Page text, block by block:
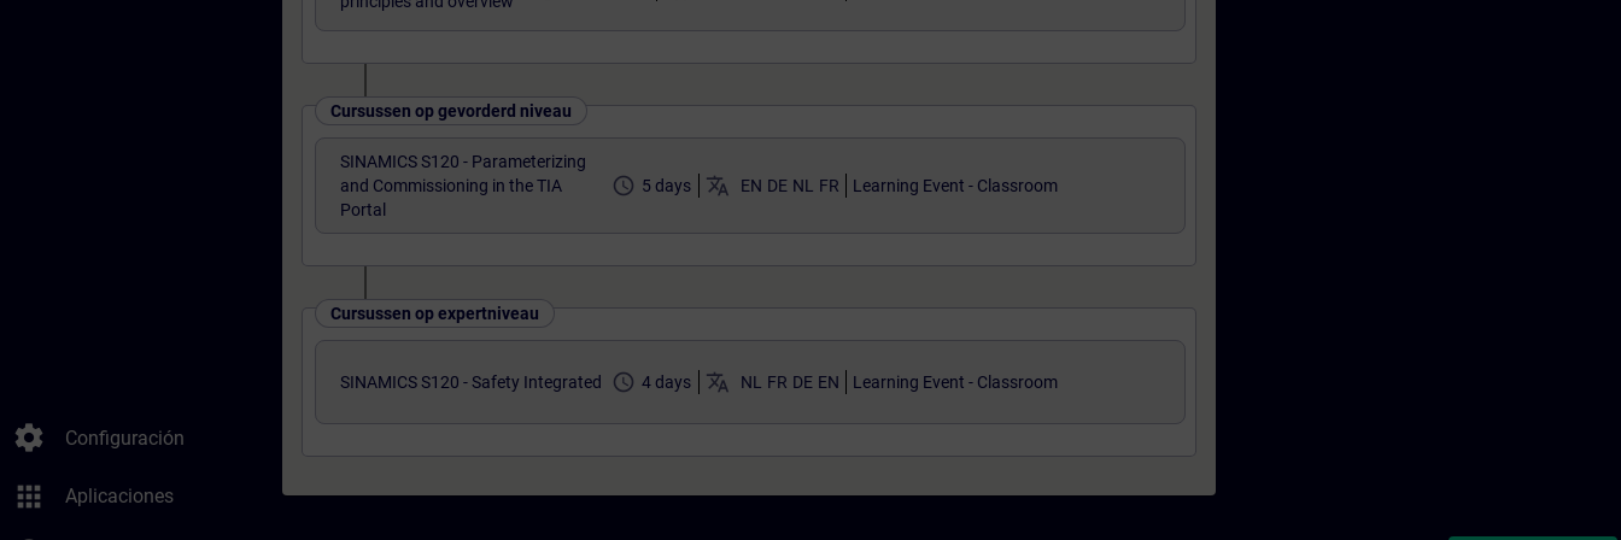
settings Configuración
apps Aplicaciones
Cursussen op gevorderd niveau
SINAMICS S120 - Parameterizing
and Commissioning in the TIA
Portal
access_time 5 days translate EN DE NL FR Learning Event - Classroom
Cursussen op expertniveau
SINAMICS S120 - Safety Integrated access_time 4 days translate NL FR DE EN Learning Event - Classroom